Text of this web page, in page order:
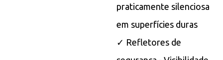
praticamente silenciosa
em superfícies duras
✓ Refletores de